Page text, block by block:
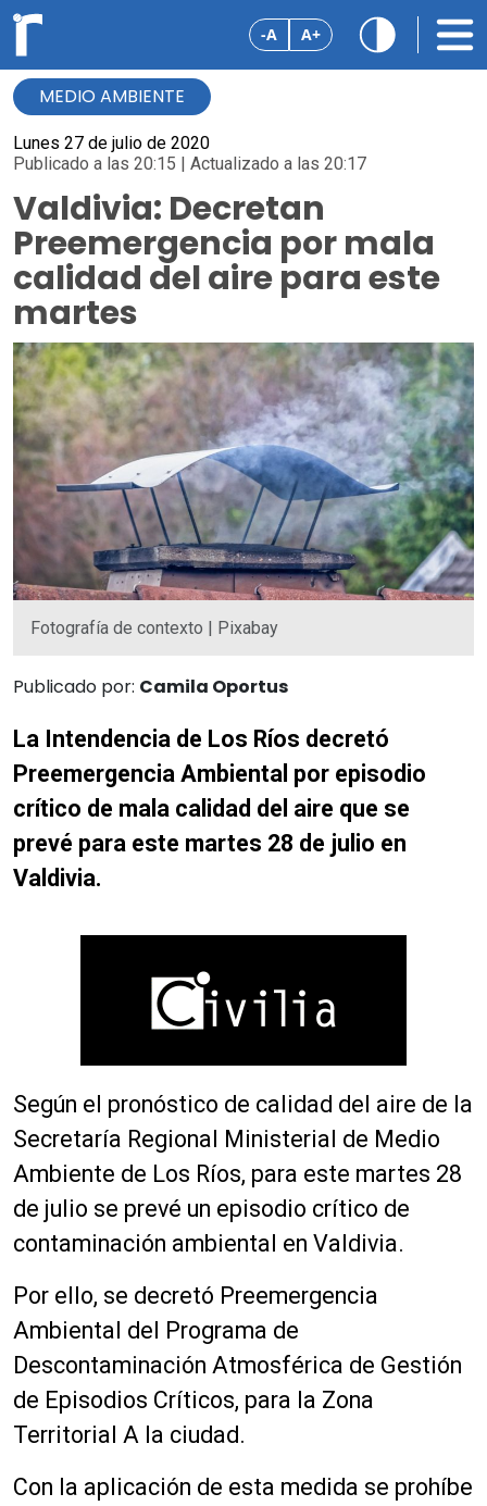
-A A+
MEDIO AMBIENTE
Lunes 27 de julio de 2020
Publicado a las 20:15 | Actualizado a las 20:17
Valdivia: Decretan
Preemergencia por mala
calidad del aire para este
martes
Fotografía de contexto | Pixabay
Publicado por: Camila Oportus
La Intendencia de Los Ríos decretó
Preemergencia Ambiental por episodio
crítico de mala calidad del aire que se
prevé para este martes 28 de julio en
Valdivia.
Según el pronóstico de calidad del aire de la
Secretaría Regional Ministerial de Medio
Ambiente de Los Ríos, para este martes 28
de julio se prevé un episodio crítico de
contaminación ambiental en Valdivia.
Por ello, se decretó Preemergencia
Ambiental del Programa de
Descontaminación Atmosférica de Gestión
de Episodios Críticos, para la Zona
Territorial A la ciudad.
Con la aplicación de esta medida se prohíbe